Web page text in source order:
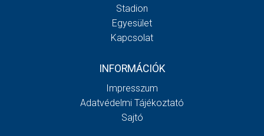
Stadion
Egyesület
Kapcsolat
INFORMÁCIÓK
Impresszum
Adatvédelmi Tájékoztató
Sajtó